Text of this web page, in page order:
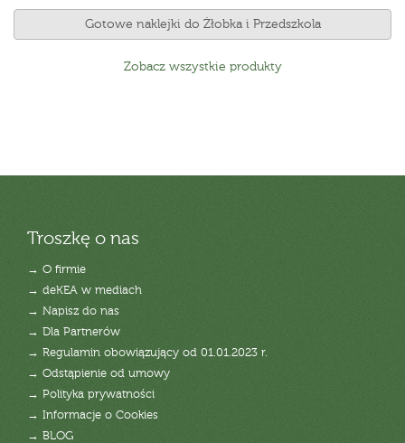
Gotowe naklejki do Żłobka i Przedszkola
Zobacz wszystkie produkty
Troszkę o nas
→ O firmie
→ deKEA w mediach
→ Napisz do nas
→ Dla Partnerów
→ Regulamin obowiązujący od 01.01.2023 r.
→ Odstąpienie od umowy
→ Polityka prywatności
→ Informacje o Cookies
→ BLOG